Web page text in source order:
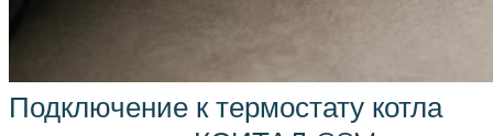
Подключение к термостату котла